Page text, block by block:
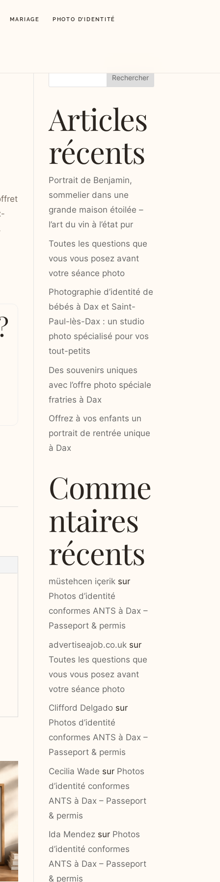
MARIAGE PHOTO D’IDENTITÉ
Rechercher
Articles
récents
Portrait de Benjamin,
sommelier dans une
grande maison étoilée –
l’art du vin à l’état pur
Toutes les questions que
vous vous posez avant
votre séance photo
Photographie d’identité de
bébés à Dax et Saint-
Paul-lès-Dax : un studio
photo spécialisé pour vos
tout-petits
Des souvenirs uniques
avec l’offre photo spéciale
fratries à Dax
Offrez à vos enfants un
portrait de rentrée unique
à Dax
Comme
ntaires
récents
müstehcen içeriksur
Photos d’identité
conformes ANTS à Dax –
Passeport & permis
advertiseajob.co.uksur
Toutes les questions que
vous vous posez avant
votre séance photo
Clifford Delgadosur
Photos d’identité
conformes ANTS à Dax –
Passeport & permis
Cecilia Wade sur Photos
d’identité conformes
ANTS à Dax – Passeport
& permis
Ida Mendezsur Photos
d’identité conformes
ANTS à Dax – Passeport
& permis